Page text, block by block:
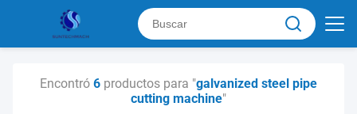
Encontró 6 productos para "galvanized steel pipe
cutting machine"